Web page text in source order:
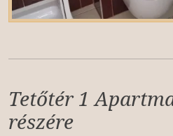
Tetőtér 1
részére